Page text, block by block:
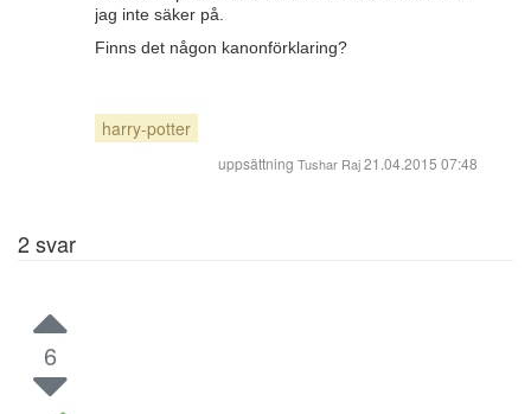
jag inte säker på.
Finns det någon kanonförklaring?
harry-potter
uppsättning Tushar Raj21.04.2015 07:48
2svar
6